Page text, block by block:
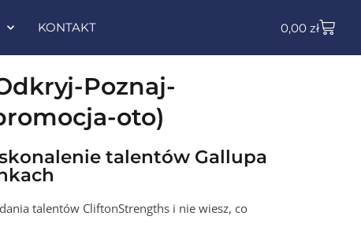
KONTAKT 0,00zł
Poznaj-
oto)
talentów Gallupa
talentów CliftonStrengths i nie wiesz, co